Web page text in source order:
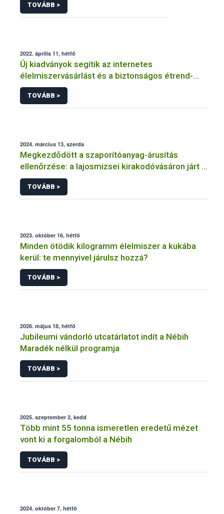
TOVÁBB >
2022. április 11, hétfő
Új kiadványok segítik az internetes
élelmiszervásárlást és a biztonságos étrend-
kiegészítő fogyasztást
TOVÁBB >
2024. március 13, szerda
Megkezdődött a szaporítóanyag-árusítás
ellenőrzése: a lajosmizsei kirakodóvásáron járt a
hatóság
TOVÁBB >
2023. október 16, hétfő
Minden ötödik kilogramm élelmiszer a kukába
kerül: te mennyivel járulsz hozzá?
TOVÁBB >
2026. május 18, hétfő
Jubileumi vándorló utcatárlatot indít a Nébih
Maradék nélkül programja
TOVÁBB >
2025. szeptember 2, kedd
Több mint 55 tonna ismeretlen eredetű mézet
vont ki a forgalomból a Nébih
TOVÁBB >
2024. október 7, hétfő